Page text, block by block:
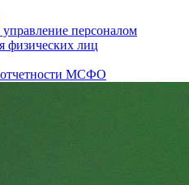
персоналом
физических лиц
МСФО